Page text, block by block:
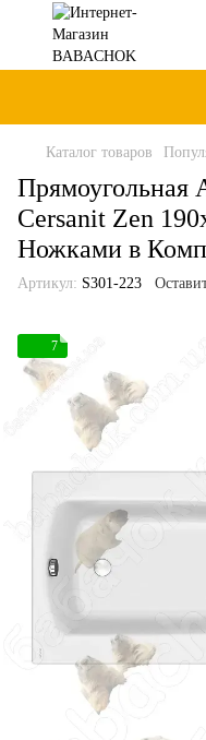
Каталог товаров
Прямоугольная
Cersanit Zen
Ножками в
Артикул: S301-223
7